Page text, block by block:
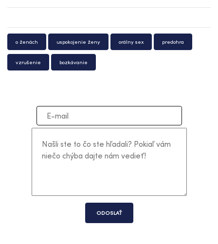
o ženách uspokojenie ženy orálny sex predohra
vzrušenie bozkávanie
ODOSLAŤ